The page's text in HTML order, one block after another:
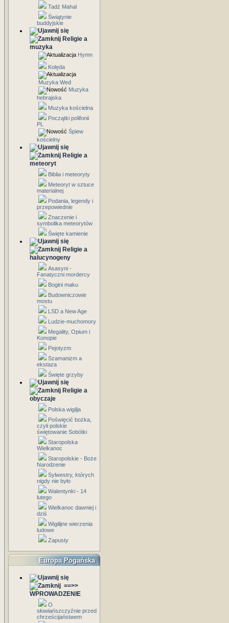
Tadż Mahal
Świątynie
buddyjskie
Religie a
muzyka
Hymn
Kolęda
Muzyka Wed
Muzyka
hebrajska
Muzyka kościelna
Początki polifonii
PL
Śpiew
kościelny
Religie a
meteoryt
Biblia i meteoryty
Meteoryt w sztuce
materialnej
Podania, legendy i
przepowiednie
Znaczenie i
symbolika meteorytów
Święte kamienie
Religie a
halucynogeny
Asasyni -
Fanatyczni mordercy
Bogini maku
Budowniczowie
mostu
LSD a New Age
Ludzie-muchomory
Megality, Opium i
Konopie
Pejotyzm
Szamanizm a
ekstaza
Święte grzyby
Religie a
obyczaje
Polska wigilja
Poświęcić bożka,
czyli polskie
świętowanie Sobótki
Staropolska
Wielkanoc
Staropolskie - Boże
Narodzenie
Sylwestry, których
nigdy nie było
Walentynki - 14
lutego
Wielkanoc dawniej i
dziś
Wigilijne wierzenia
ludowe
Zapusty
Europa Pogańska
==>>
WPROWADZENIE
O
słowiańszczyźnie przed
chrześcijaństwem